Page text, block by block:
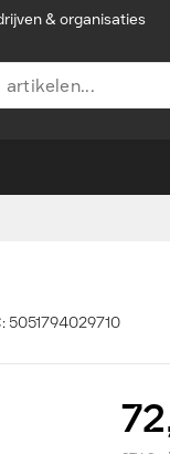
& organisaties
5051794029710